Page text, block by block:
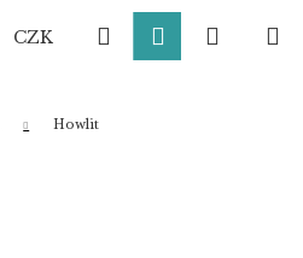
CZK HledatPřihlášení
Howlit